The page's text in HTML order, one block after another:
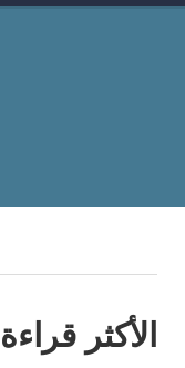
الأكثر قراءة